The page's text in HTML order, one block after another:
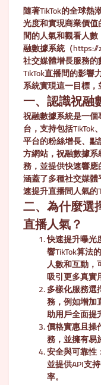
隨著TikTok的全球
光度和實現商業價
間的人氣和觀看人
融數據系統（
社交媒體增長服務
TikTok直播間的影
系統實現這一目標，
一、認識祝融
祝融數據系統是一
台，支持包括TikTok
平台的粉絲增長、
方網站，祝融數據
務，並提供快速響
涵蓋了多種社交媒
速提升直播間人氣的
二、為什麼選
直播人氣？
快速提升曝光
響TikTok算法
人數和互動，
吸引更多真實
多樣化服務選
務，例如增加
助用戶全面提
價格實惠且操
務，並擁有易
安全與可靠性
並提供API支
率。